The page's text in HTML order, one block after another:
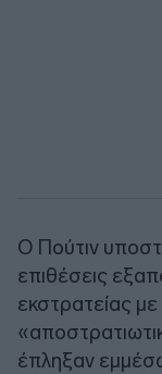
Ο Πούτιν
επιθέσεις
εκστρατείας
έπληξαν